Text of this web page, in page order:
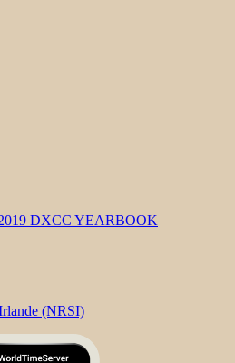
DXCC YEARBOOK
(NRSI)